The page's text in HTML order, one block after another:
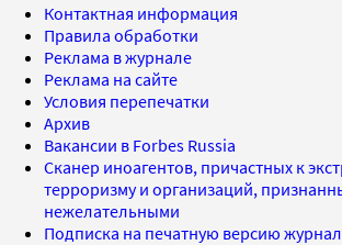
Контактная информация
Правила обработки
Реклама в журнале
Реклама на сайте
Условия перепечатки
Архив
Вакансии в Forbes Russia
Сканер иноагентов, причастных к
терроризму и организаций,
нежелательными
Подписка на печатную версию